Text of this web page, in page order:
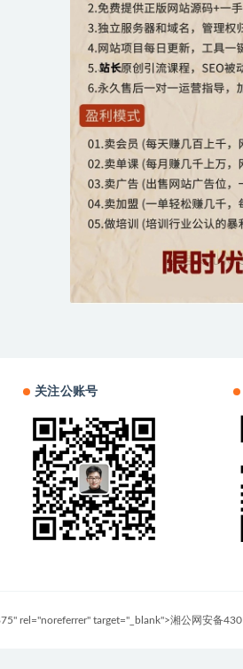
关注公账号
rel="noreferrer" target="_blank">湘公网安备